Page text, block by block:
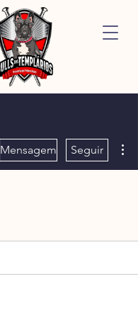
Mensagem Seguir